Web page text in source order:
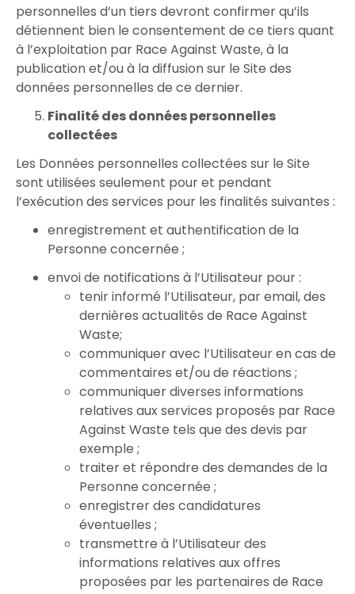
personnelles d’un tiers devront confirmer qu’ils
détiennent bien le consentement de ce tiers quant
à l’exploitation par Race Against Waste, à la
publication et/ou à la diffusion sur le Site des
données personnelles de ce dernier.
Finalité des données personnelles
collectées
Les Données personnelles collectées sur le Site
sont utilisées seulement pour et pendant
l’exécution des services pour les finalités suivantes :
enregistrement et authentification de la
Personne concernée ;
envoi de notifications à l’Utilisateur pour :
tenir informé l’Utilisateur, par email, des
dernières actualités de Race Against
Waste;
communiquer avec l’Utilisateur en cas de
commentaires et/ou de réactions ;
communiquer diverses informations
relatives aux services proposés par Race
Against Waste tels que des devis par
exemple ;
traiter et répondre des demandes de la
Personne concernée ;
enregistrer des candidatures
éventuelles ;
transmettre à l’Utilisateur des
informations relatives aux offres
proposées par les partenaires de Race